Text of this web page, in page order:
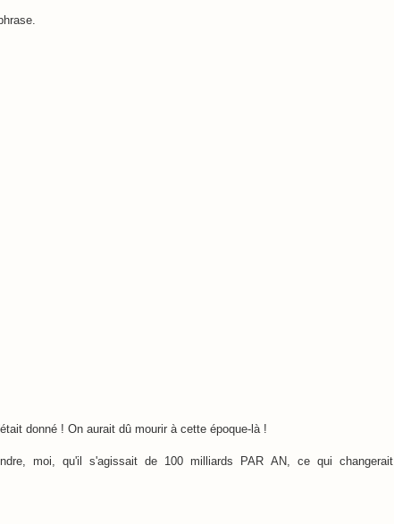
donné ! On aurait dû mourir à cette époque-là !
moi, qu'il s'agissait de 100 milliards PAR AN, ce qui changerait